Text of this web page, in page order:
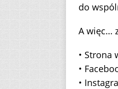
do
A więc…
• Strona
•
•